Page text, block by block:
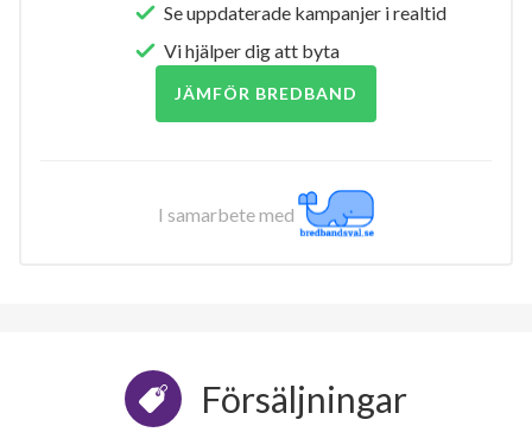
Se uppdaterade kampanjer i realtid
Vi hjälper dig att byta
JÄMFÖR BREDBAND
I samarbete med
Försäljningar